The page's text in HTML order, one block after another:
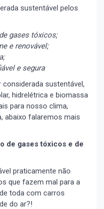
sustentável pelos
gases tóxicos;
e renovável;
e segura
sustentável,
hidrelétrica e biomassa
para nosso clima,
abaixo falaremos mais
de gases tóxicos e de
praticamente não
que fazem mal para a
toda com carros
do ar?!